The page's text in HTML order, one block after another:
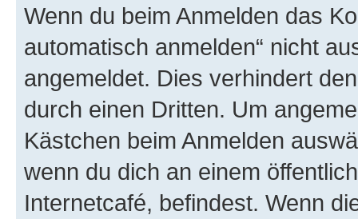
Wenn du beim Anmelden das
automatisch anmelden“ nicht
angemeldet. Dies verhindert
durch einen Dritten. Um
Kästchen beim Anmelden
wenn du dich an einem
Internetcafé, befindest. Wenn